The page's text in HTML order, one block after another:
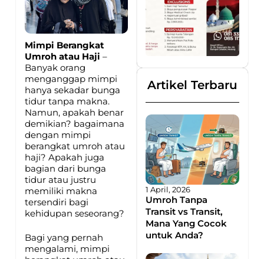
Mimpi Berangkat
Umroh atau Haji –
Banyak orang
menganggap mimpi
hanya sekadar bunga
tidur tanpa makna.
Namun, apakah benar
demikian? bagaimana
dengan mimpi
berangkat umroh atau
haji? Apakah juga
bagian dari bunga
tidur atau justru
memiliki makna
tersendiri bagi
kehidupan seseorang?
Bagi yang pernah
mengalami, mimpi
Artikel Terbaru
1 April, 2026
Umroh Tanpa
Transit vs Transit,
Mana Yang Cocok
untuk Anda?